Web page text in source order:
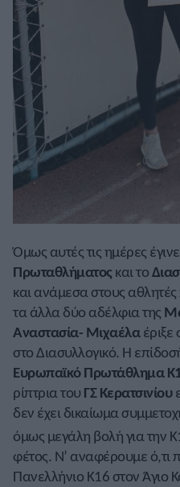
Όμως αυτές τις ημέρες
Πρωταθλήματοςκαι το
και ανάμεσα στους
τα άλλα δύο αδέλφια της
Αναστασία- Μιχαέλαέριξε
στο Διασυλλογικό. Η
Ευρωπαϊκό Πρωτάθλημα
ρίπτρια του ΓΣ Κερατσινίου
δεν έχει δικαίωμα
όμως μεγάλη βολή για την
φέτος. Ν’ αναφέρουμε ό,τι
Πανελλήνιο Κ16 στον Άγιο